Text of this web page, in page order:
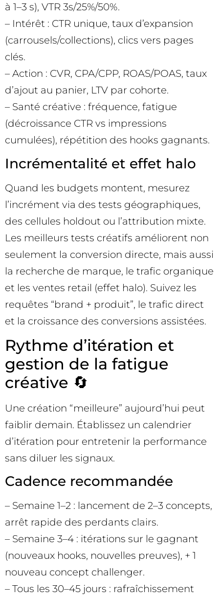
à 1–3 s), VTR 3s/25%/50%.
– Intérêt : CTR unique, taux d’expansion
(carrousels/collections), clics vers pages
clés.
– Action : CVR, CPA/CPP, ROAS/POAS, taux
d’ajout au panier, LTV par cohorte.
– Santé créative : fréquence, fatigue
(décroissance CTR vs impressions
cumulées), répétition des hooks gagnants.
Incrémentalité et effet halo
Quand les budgets montent, mesurez
l’incrément via des tests géographiques,
des cellules holdout ou l’attribution mixte.
Les meilleurs tests créatifs améliorent non
seulement la conversion directe, mais aussi
la recherche de marque, le trafic organique
et les ventes retail (effet halo). Suivez les
requêtes “brand + produit”, le trafic direct
et la croissance des conversions assistées.
Rythme d’itération et
gestion de la fatigue
créative 🔄
Une création “meilleure” aujourd’hui peut
faiblir demain. Établissez un calendrier
d’itération pour entretenir la performance
sans diluer les signaux.
Cadence recommandée
– Semaine 1–2 : lancement de 2–3 concepts,
arrêt rapide des perdants clairs.
– Semaine 3–4 : itérations sur le gagnant
(nouveaux hooks, nouvelles preuves), + 1
nouveau concept challenger.
– Tous les 30–45 jours : rafraîchissement